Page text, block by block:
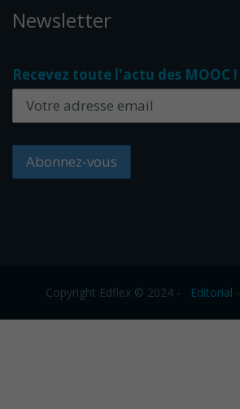
Newsletter
Recevez toute l'actu des MOOC !
Copyright Edflex © 2024 - Editorial -